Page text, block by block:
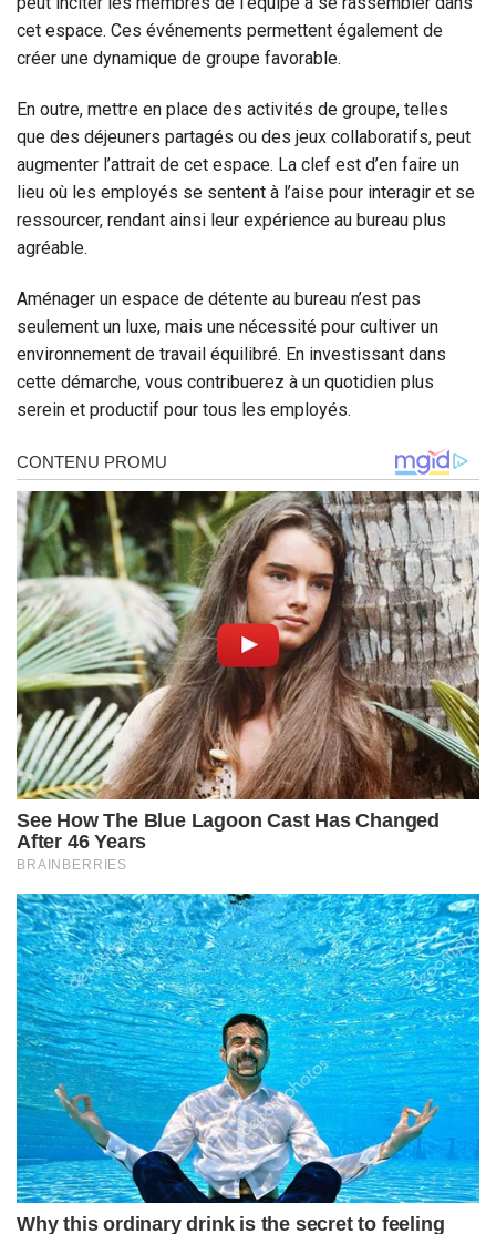
cet espace. Ces événements permettent également de
créer une dynamique de groupe favorable.
En outre, mettre en place des activités de groupe, telles
que des déjeuners partagés ou des jeux collaboratifs, peut
augmenter l’attrait de cet espace. La clef est d’en faire un
lieu où les employés se sentent à l’aise pour interagir et se
ressourcer, rendant ainsi leur expérience au bureau plus
agréable.
Aménager un espace de détente au bureau n’est pas
seulement un luxe, mais une nécessité pour cultiver un
environnement de travail équilibré. En investissant dans
cette démarche, vous contribuerez à un quotidien plus
serein et productif pour tous les employés.